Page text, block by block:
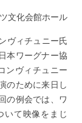
文化会館ホール
ヴィチュニー氏
本ワーグナー協
ンヴィチュニー
のために来日し
の例会では、ワ
いて映像をまじ